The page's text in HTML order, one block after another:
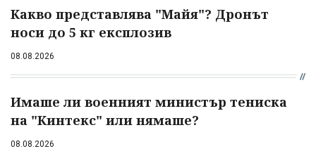
Какво представлява "Майя"? Дронът
носи до 5 кг експлозив
08.08.2026
Имаше ли военният министър тениска
на "Кинтекс" или нямаше?
08.08.2026